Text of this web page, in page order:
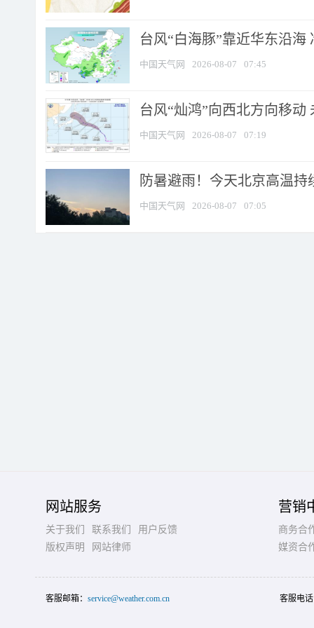
台风“白海豚”靠近华东沿
中国天气网 2026-08-07 07:45
台风“灿鸿”向西北方向移动
中国天气网 2026-08-07 07:19
防暑避雨！今天北京高温
中国天气网 2026-08-07 07:05
网站服务
关于我们 联系我们
用户反馈
版权声明
网站律师
营销
商务合
媒资合
客服邮箱： service@weather.com.cn 客服电